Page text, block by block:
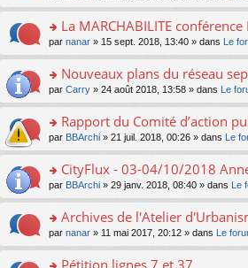
nt
s
c
e
nt
pl
u
s
c
e
nt
n
o
lu
pl
u
s
c
e
nt
g
e
n
o
lu
pl
u
s
c
e
nt
m
e
s
g
e
n
o
lu
pl
u
s
c
e
nt
er
le
m
e
s
a
g
e
n
n
lu
le
pl
u
o
n
ult
er
le
m
e
a
g
e
n
n
La MARCHABILITE
par nanar » 15 sept. 2018, 13:40 » dans Le
o
n
ult
er
le
m
e
a
g
e
n
Nouveaux plans du réseau
par Carry » 24 août 2018, 13:58 » dans Le
o
n
ult
er
le
m
e
Rapport du Comité d’action
par BBArchi » 21 juil. 2018, 00:26 » dans Le
o
n
ult
er
le
m
CityFlux - 03-04/10/2018
par BBArchi » 29 janv. 2018, 08:40 » dans
o
n
Archives de l'Atelier
par nanar » 11 mai 2017, 20:12 » dans Le